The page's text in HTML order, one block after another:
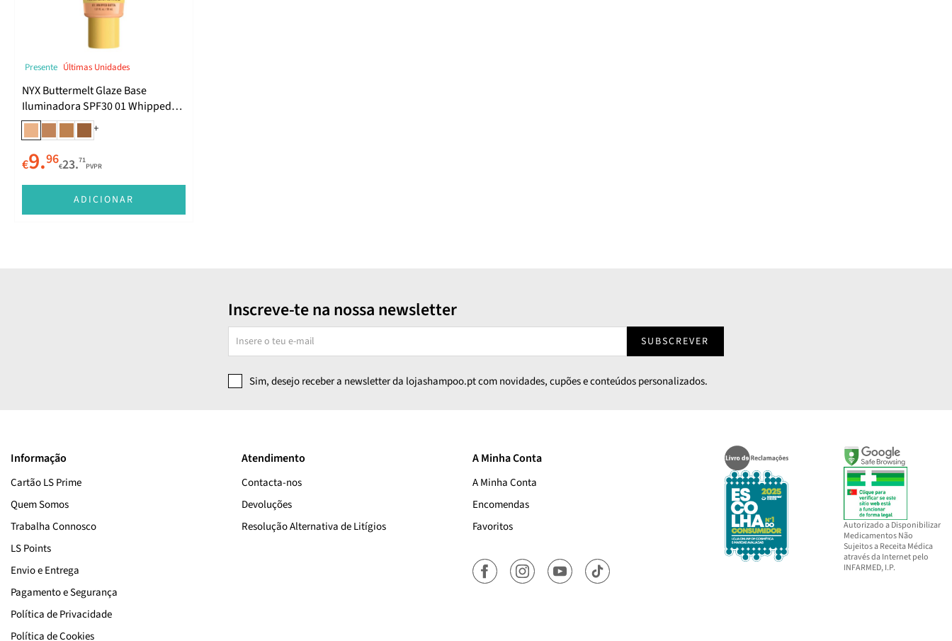
Presente Últimas Unidades
NYX Buttermelt Glaze Base
Iluminadora SPF30 01 Whipped
Butta
+
€9.96€23.71
PVPR
ADICIONAR
Inscreve-te na nossa newsletter
SUBSCREVER
Sim, desejo receber a newsletter da lojashampoo.pt com novidades, cupões e conteúdos personalizados.
Informação
Cartão LS Prime
Quem Somos
Trabalha Connosco
LS Points
Envio e Entrega
Pagamento e Segurança
Política de Privacidade
Política de Cookies
Atendimento
Contacta-nos
Devoluções
Resolução Alternativa de Litígios
A Minha Conta
A Minha Conta
Encomendas
Favoritos
Autorizado a Disponibilizar
Medicamentos Não
Sujeitos a Receita Médica
através da Internet pelo
INFARMED, I.P.